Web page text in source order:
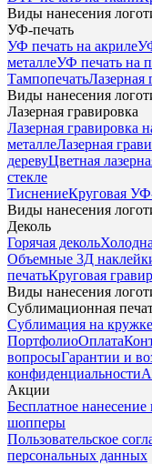
Виды нанесения
УФ-печать
УФ печать на акриле
металлеУФ печать на
ТампопечатьЛазерная
Виды нанесения
Лазерная гравировка
Лазерная гравировка
металлеЛазерная
деревуЦветная
стекле
ТиснениеКруговая
Виды нанесения
Деколь
Горячая деколь
Объемные 3Д
печатьКруговая
Виды нанесения
Сублимационная
Сублимация на кружке
ПортфолиоОплата
вопросыГарантии и
конфиденциальности
Акции
Бесплатное
шопперы
Пользовательское
персональных данных